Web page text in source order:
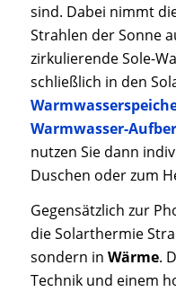
sind. Dabei nimmt
Strahlen der Sonne
zirkulierende Sole-
schließlich in den
Warmwasser-
nutzen Sie dann
Duschen oder zum
Gegensätzlich zur
die Solarthermie
sondern in Wärme.
Technik und einem